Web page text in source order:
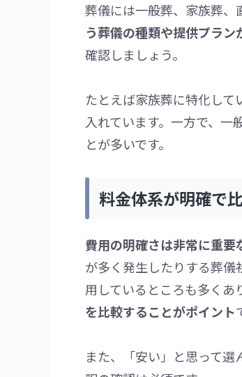
葬儀には一般葬、家族葬、
う葬儀の種類や提供プラン
確認しましょう。
たとえば家族葬に特化して
入れています。一方で、一
とが多いです。
料金体系が明確で
費用の明確さは非常に重要
が多く発生したりする葬
用しているところも多くあ
を比較することがポイント
また、「安い」と思って